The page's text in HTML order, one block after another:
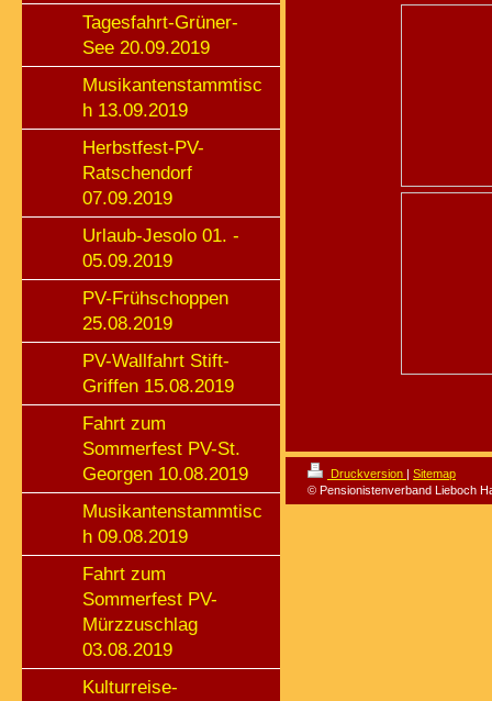
Tagesfahrt-Grüner-
See 20.09.2019
Musikantenstammtisc
h 13.09.2019
Herbstfest-PV-
Ratschendorf
07.09.2019
Urlaub-Jesolo 01. -
05.09.2019
PV-Frühschoppen
25.08.2019
PV-Wallfahrt Stift-
Griffen 15.08.2019
Fahrt zum
Sommerfest PV-St.
Georgen 10.08.2019
Musikantenstammtisc
h 09.08.2019
Fahrt zum
Sommerfest PV-
Mürzzuschlag
03.08.2019
Kulturreise-
Druckversion | Sitemap
© Pensionistenverband Lieboch